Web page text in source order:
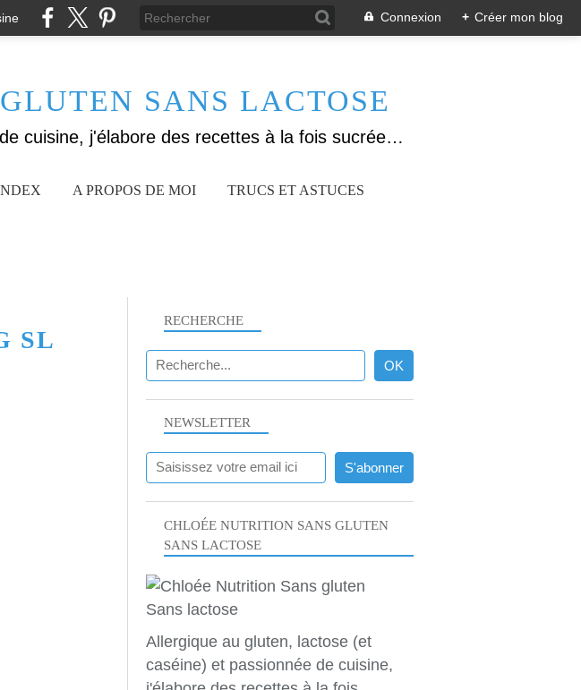
Connexion + Créer mon blog
SANS LACTOSE
Allergique au gluten, lactose (et caséine) et passionnée de cuisine, j'élabore des recettes à la fois sucrées et salées. Ayant plusieurs maladies auto immunes, j'essaie de proposer des recettes un maximum IG Bas, en portant une attention particulière sur les aliments utilisés (apports, vitamines, nutriments..). Je fais également bcp de sport donc une bonne alimentation est primordiale!
A PROPOS DE MOI TRUCS ET ASTUCES
SL
NEWSLETTER
RECHERCHE
CHLOÉE NUTRITION SANS GLUTEN
SANS LACTOSE
Allergique au gluten, lactose (et
caséine) et passionnée de cuisine,